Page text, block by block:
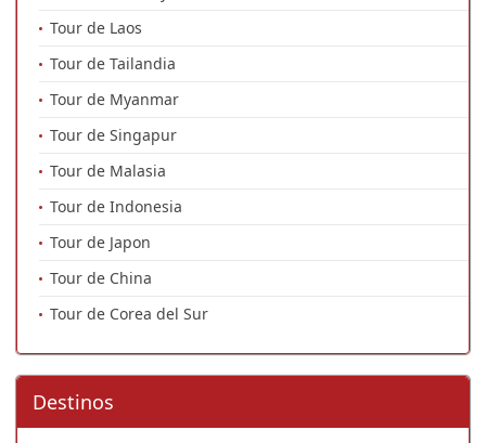
Tour de Laos
Tour de Tailandia
Tour de Myanmar
Tour de Singapur
Tour de Malasia
Tour de Indonesia
Tour de Japon
Tour de China
Tour de Corea del Sur
Destinos